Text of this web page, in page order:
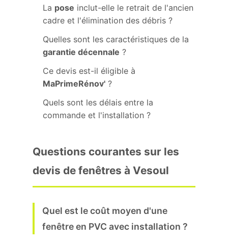
La pose inclut-elle le retrait de l'ancien
cadre et l'élimination des débris ?
Quelles sont les caractéristiques de la
garantie décennale ?
Ce devis est-il éligible à
MaPrimeRénov' ?
Quels sont les délais entre la
commande et l'installation ?
Questions courantes sur les
devis de fenêtres à Vesoul
Quel est le coût moyen d'une
fenêtre en PVC avec installation ?